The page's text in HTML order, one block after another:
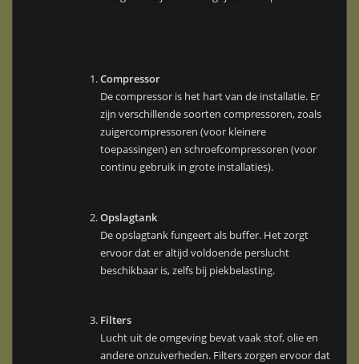
Compressor
De compressor is het hart van de installatie. Er
zijn verschillende soorten compressoren, zoals
zuigercompressoren (voor kleinere
toepassingen) en schroefcompressoren (voor
continu gebruik in grote installaties).
Opslagtank
De opslagtank fungeert als buffer. Het zorgt
ervoor dat er altijd voldoende perslucht
beschikbaar is, zelfs bij piekbelasting.
Filters
Lucht uit de omgeving bevat vaak stof, olie en
andere onzuiverheden. Filters zorgen ervoor dat